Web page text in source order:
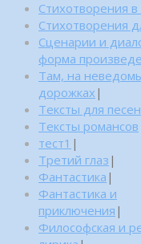
Стихотворения в
Стихотворения
Сценарии и
форма
Там, на
дорожках |
Тексты для песен
Тексты романсов
тест1 |
Третий глаз |
Фантастика |
Фантастика и
приключения |
Философская и